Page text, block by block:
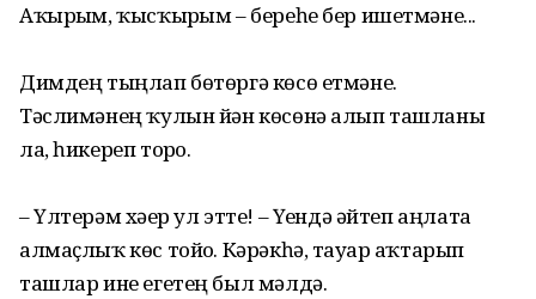
Аҡырҙым, ҡысҡырҙым – береһе бер ишетмәне...
Димдең тыңлап бөтөргә көсө етмәне.
Тәслимәнең ҡулын йән көсөнә алып ташланы
ла, һикереп торҙо.
– Үлтерәм хәҙер ул этте! – Үҙендә әйтеп аңлата
алмаҫлыҡ көс тойҙо. Кәрәкһә, тауҙар аҡтарып
ташлар ине егетең был мәлдә.